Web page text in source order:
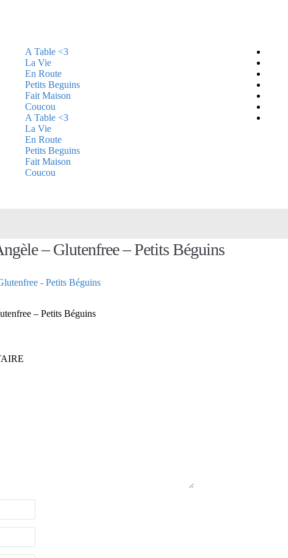
A Table <3
La Vie
En Route
Petits Beguins
Fait Maison
Coucou
A Table <3
La Vie
En Route
Petits Beguins
Fait Maison
Coucou
– Glutenfree – Petits Béguins
– Petits Béguins